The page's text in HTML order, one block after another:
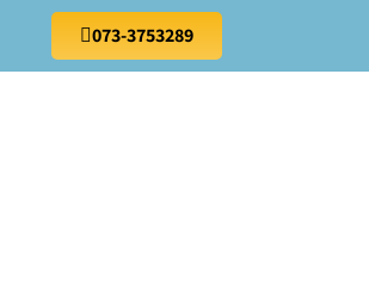
073-3753289